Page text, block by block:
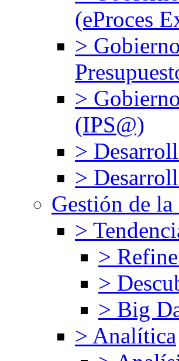
(eProces
>
>
(IPS@)
>
>
Gestión de
>
>
>
> Big
> Analítica